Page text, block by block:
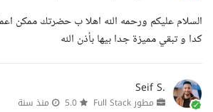
السلام عليكم ورحمه الله اهلا ب حضرتك ممكن
كدا و تبقي مميزة جدا بيها بأذن الله
Seif S.
مطور Full Stack منذ سنة